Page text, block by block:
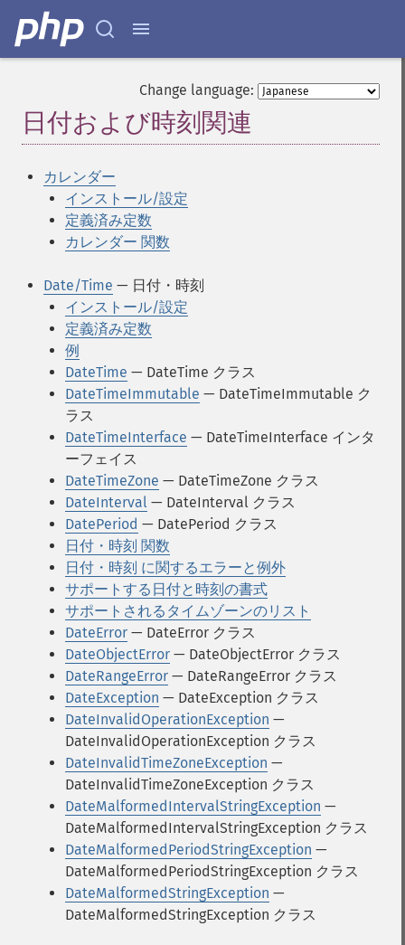
Change language:
日付および時刻関連
カレンダー
インストール/設定
定義済み定数
カレンダー 関数
Date/Time — 日付・時刻
インストール/設定
定義済み定数
例
DateTime — DateTime クラス
DateTimeImmutable — DateTimeImmutable ク
ラス
DateTimeInterface — DateTimeInterface インタ
ーフェイス
DateTimeZone — DateTimeZone クラス
DateInterval — DateInterval クラス
DatePeriod — DatePeriod クラス
日付・時刻 関数
日付・時刻 に関するエラーと例外
サポートする日付と時刻の書式
サポートされるタイムゾーンのリスト
DateError — DateError クラス
DateObjectError — DateObjectError クラス
DateRangeError — DateRangeError クラス
DateException — DateException クラス
DateInvalidOperationException —
DateInvalidOperationException クラス
DateInvalidTimeZoneException —
DateInvalidTimeZoneException クラス
DateMalformedIntervalStringException —
DateMalformedIntervalStringException クラス
DateMalformedPeriodStringException —
DateMalformedPeriodStringException クラス
DateMalformedStringException —
DateMalformedStringException クラス